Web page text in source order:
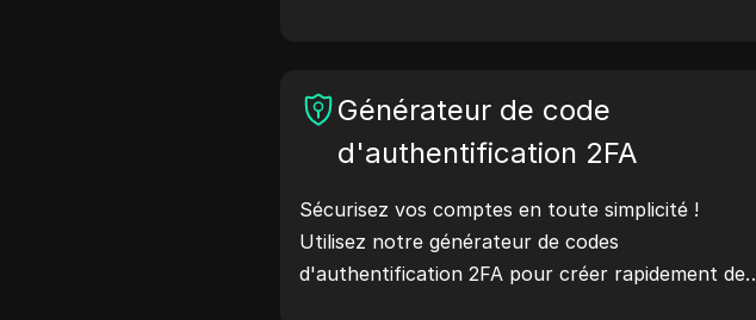
améliorer votre vie privée et votre sécurité en
ligne.
Générateur de code
d'authentification 2FA
Sécurisez vos comptes en toute simplicité !
Utilisez notre générateur de codes
d'authentification 2FA pour créer rapidement des